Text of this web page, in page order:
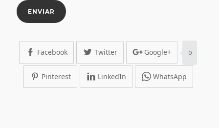
Facebook Twitter Google+ 0
Pinterest LinkedIn WhatsApp